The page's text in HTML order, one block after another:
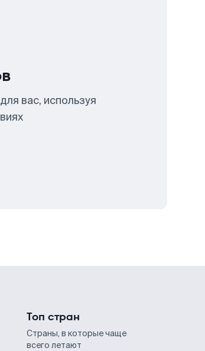
вас, используя
Топ стран
Страны, в которые чаще
всего летают